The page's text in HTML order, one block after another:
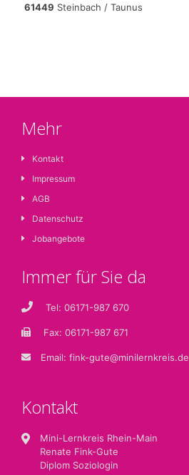
61449 Steinbach / Taunus
Mehr
Kontakt
Impressum
AGB
Datenschutz
Jobangebote
Immer für Sie da
Tel: 06171-987 670
Fax: 06171-987 671
Email: fink-gute@minilernkreis.de
Kontakt
Mini-Lernkreis Rhein-Main
Renate Fink-Gute
Diplom Soziologin